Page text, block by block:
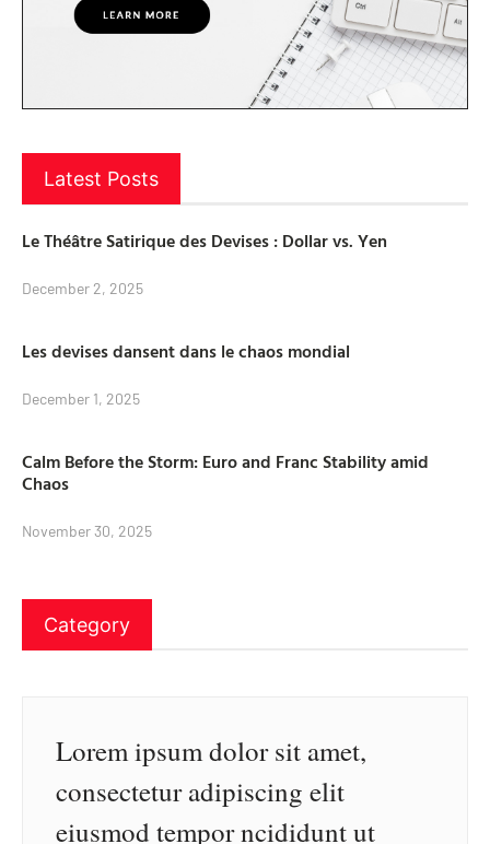
Latest Posts
Le Théâtre Satirique des Devises : Dollar vs. Yen
December 2, 2025
Les devises dansent dans le chaos mondial
December 1, 2025
Calm Before the Storm: Euro and Franc Stability amid
Chaos
November 30, 2025
Category
Lorem ipsum dolor sit amet,
consectetur adipiscing elit
eiusmod tempor ncididunt ut